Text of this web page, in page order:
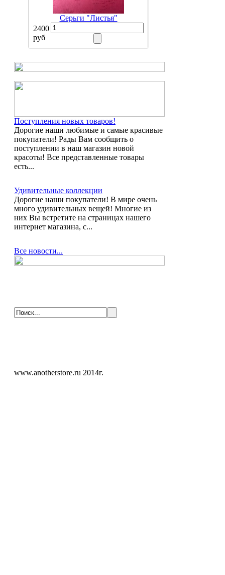
Серьги "Листья"
2400
руб
Поступления новых товаров!
Дорогие наши любимые и самые красивые
покупатели! Рады Вам сообщить о
поступлении в наш магазин новой
красоты! Все представленные товары
есть...
Удивительные коллекции
Дорогие наши покупатели! В мире очень
много удивительных вещей! Многие из
них Вы встретите на страницах нашего
интернет магазина, с...
Все новости...
www.anotherstore.ru 2014г.